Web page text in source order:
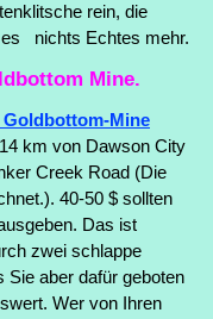
rein, die
es nichts Echtes mehr.
Mine.
Goldbottom-Mine
km von Dawson City
Creek Road (Die
40-50 $ sollten
Das ist
zwei schlappe
Sie aber dafür geboten
Wer von Ihren